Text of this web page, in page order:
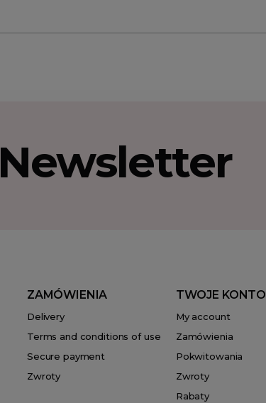
Newsletter
ZAMÓWIENIA
Delivery
Terms and conditions of use
Secure payment
Zwroty
TWOJE KONTO
My account
Zamówienia
Pokwitowania
Zwroty
Rabaty